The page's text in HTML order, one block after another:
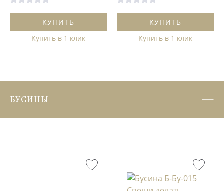
КУПИТЬ
Купить в 1 клик
КУПИТЬ
Купить в 1 клик
БУСИНЫ